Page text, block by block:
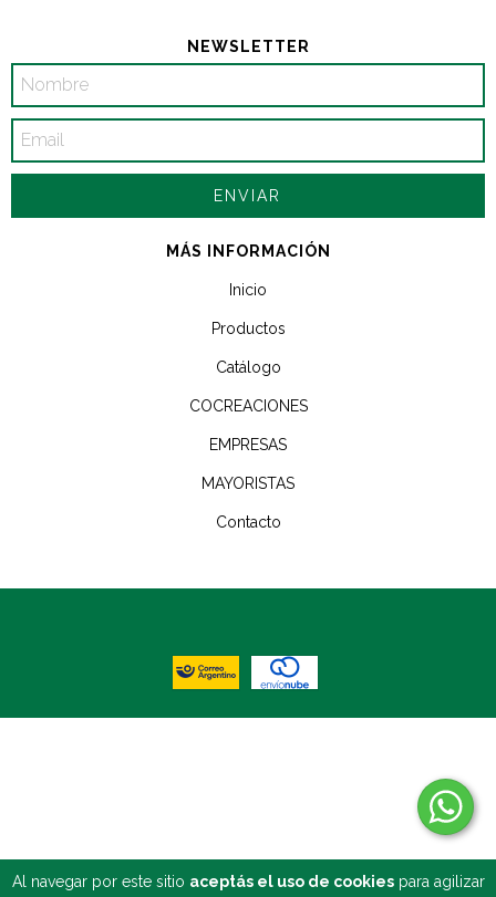
Al navegar por este sitio aceptás el uso de cookiespara agilizar
NEWSLETTER
MÁS INFORMACIÓN
Inicio
Productos
Catálogo
COCREACIONES
EMPRESAS
MAYORISTAS
Contacto
COPYRIGHT BISNÚ - 2026. TODOS LOS DERECHOS RESERVADOS.
INGRESÁ ACÁ.